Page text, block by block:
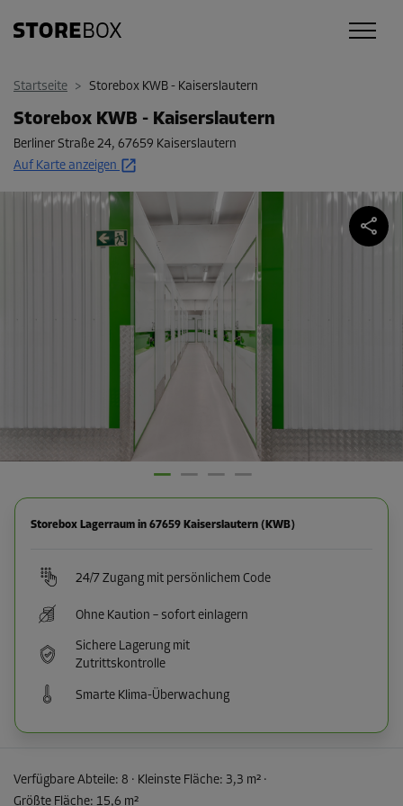
Startseite > Storebox KWB - Kaiserslautern
Storebox KWB - Kaiserslautern
Berliner Straße 24, 67659 Kaiserslautern
Auf Karte anzeigen
Storebox Lagerraum in 67659 Kaiserslautern (KWB)
24/7 Zugang mit persönlichem Code
Ohne Kaution – sofort einlagern
Sichere Lagerung mit
Zutrittskontrolle
Smarte Klima-Überwachung
Verfügbare Abteile: 8 · Kleinste Fläche: 3,3 m² ·
Größte Fläche: 15,6 m²